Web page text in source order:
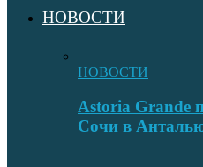
НОВОСТИ
НОВОСТИ
Astoria Grande
Сочи в